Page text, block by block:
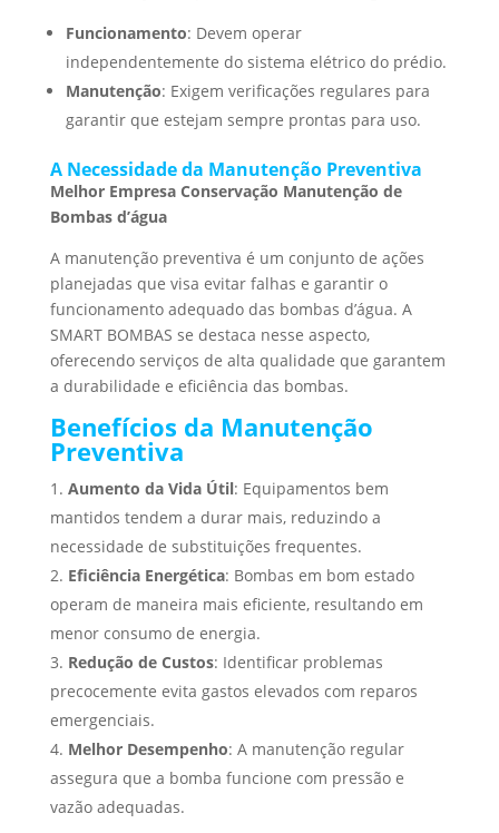
Funcionamento: Devem operar
independentemente do sistema elétrico do prédio.
Manutenção: Exigem verificações regulares para
garantir que estejam sempre prontas para uso.
A Necessidade da Manutenção Preventiva
Melhor Empresa Conservação Manutenção de
Bombas d’água
A manutenção preventiva é um conjunto de ações
planejadas que visa evitar falhas e garantir o
funcionamento adequado das bombas d’água. A
SMART BOMBAS se destaca nesse aspecto,
oferecendo serviços de alta qualidade que garantem
a durabilidade e eficiência das bombas.
Benefícios da Manutenção
Preventiva
Aumento da Vida Útil: Equipamentos bem
mantidos tendem a durar mais, reduzindo a
necessidade de substituições frequentes.
Eficiência Energética: Bombas em bom estado
operam de maneira mais eficiente, resultando em
menor consumo de energia.
Redução de Custos: Identificar problemas
precocemente evita gastos elevados com reparos
emergenciais.
Melhor Desempenho: A manutenção regular
assegura que a bomba funcione com pressão e
vazão adequadas.